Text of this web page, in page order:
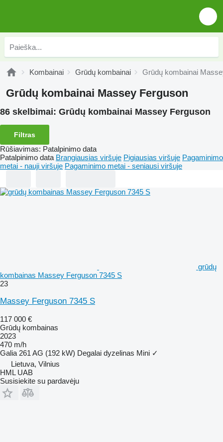
Kombainai Grūdų kombainai Grūdų kombainai
Grūdų kombainai Massey Ferguson
86 skelbimai: Grūdų kombainai Massey Ferguson
Filtras
Rūšiavimas: Patalpinimo data
Patalpinimo data Brangiausias viršuje Pigiausias viršuje Pagaminimo
metai - nauji viršuje Pagaminimo metai - seniausi viršuje
grūdų
kombainas Massey Ferguson 7345 S
23
Massey Ferguson 7345 S
117 000 €
Grūdų kombainas
2023
470 m/h
Galia 261 AG (192 kW) Degalai dyzelinas Mini ✓
Lietuva, Vilnius
HML UAB
Susisiekite su pardavėju